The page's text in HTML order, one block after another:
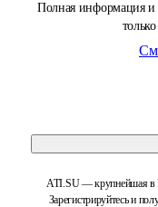
Полная информация и
ATI.SU — крупнейшая в
Зарегистрируйтесь и